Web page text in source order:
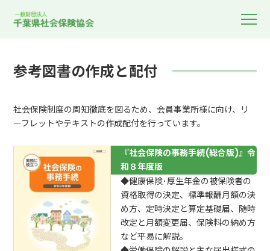
参考図書の作成と配付
社会保険制度の周知徹底を図るため、会員事業所様に向け、リ
ーフレットやテキストの作成配付を行っています。
『社会保険の事務手続(総合版)』令
和８年度版
◆健康保険･厚生年金の被保険者の
資格取得の決定、標準報酬月額の決
め方、定時決定と算定基礎届、随時
改定と月額変更届、保険料の納め方
など平易に解説。